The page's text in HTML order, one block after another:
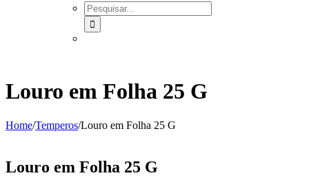
SEARCH
FOR:
Louro em Folha 25 G
Home/Temperos/Louro em Folha 25 G
Louro em Folha 25 G